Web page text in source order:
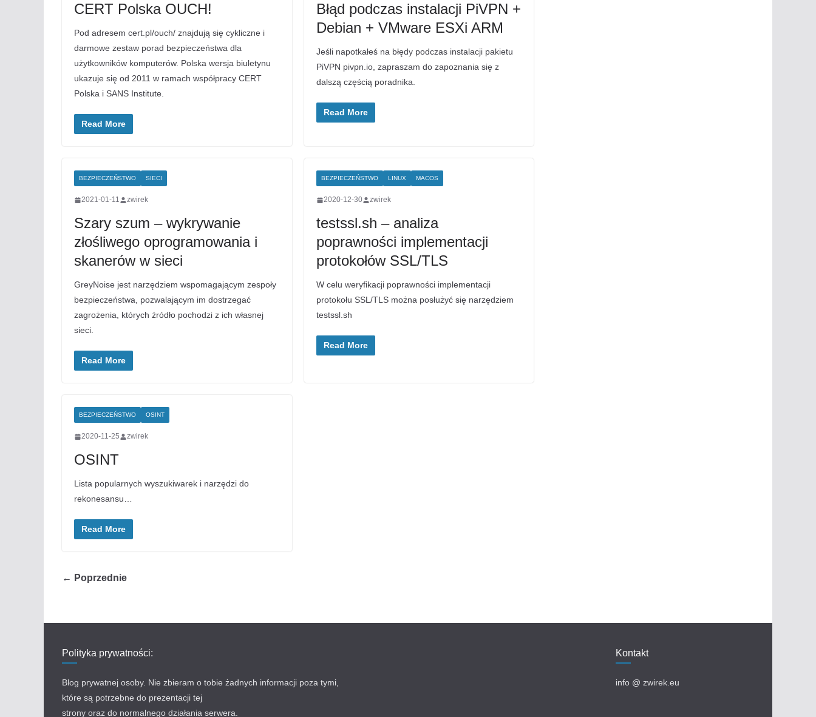
CERT Polska OUCH!
Pod adresem cert.pl/ouch/ znajdują się cykliczne i
darmowe zestaw porad bezpieczeństwa dla
użytkowników komputerów. Polska wersja biuletynu
ukazuje się od 2011 w ramach współpracy CERT
Polska i SANS Institute.
Read More
Błąd podczas instalacji PiVPN +
Debian + VMware ESXi ARM
Jeśli napotkałeś na błędy podczas instalacji pakietu
PiVPN pivpn.io, zapraszam do zapoznania się z
dalszą częścią poradnika.
Read More
BEZPIECZEŃSTWO SIECI
2021-01-11 zwirek
Szary szum – wykrywanie
złośliwego oprogramowania i
skanerów w sieci
GreyNoise jest narzędziem wspomagającym zespoły
bezpieczeństwa, pozwalającym im dostrzegać
zagrożenia, których źródło pochodzi z ich własnej
sieci.
Read More
BEZPIECZEŃSTWO LINUX MACOS
2020-12-30 zwirek
testssl.sh – analiza
poprawności implementacji
protokołów SSL/TLS
W celu weryfikacji poprawności implementacji
protokołu SSL/TLS można posłużyć się narzędziem
testssl.sh
Read More
BEZPIECZEŃSTWO OSINT
2020-11-25 zwirek
OSINT
Lista popularnych wyszukiwarek i narzędzi do
rekonesansu…
Read More
← Poprzednie
Polityka prywatności:
Blog prywatnej osoby. Nie zbieram o tobie żadnych informacji poza tymi,
które są potrzebne do prezentacji tej
strony oraz do normalnego działania serwera.
Kontakt
info @ zwirek.eu​